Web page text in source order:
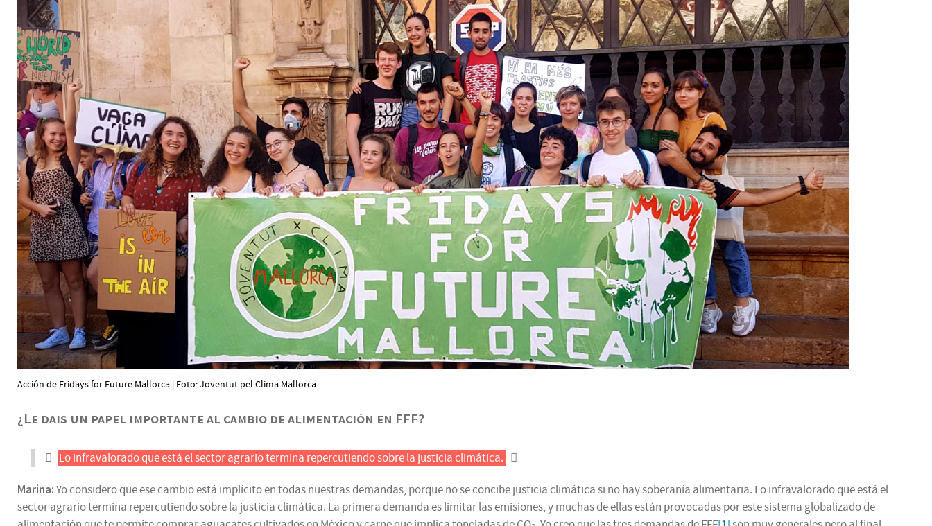
Acción de Fridays for Future Mallorca | Foto: Joventut pel Clima Mallorca
¿Le dais un papel importante al cambio de alimentación en FFF?
Lo infravalorado que está el sector agrario termina repercutiendo sobre la justicia climática.
Marina:Yo considero que ese cambio está implícito en todas nuestras demandas, porque no se concibe justicia climática si no hay soberanía alimentaria. Lo infravalorado que está el
sector agrario termina repercutiendo sobre la justicia climática. La primera demanda es limitar las emisiones, y muchas de ellas están provocadas por este sistema globalizado de